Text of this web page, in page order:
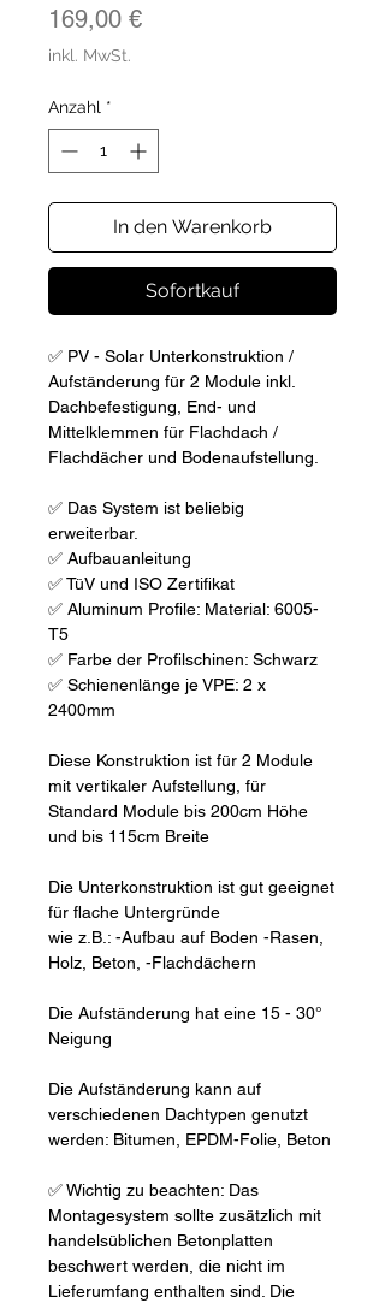
169,00 €Preis
inkl. MwSt.
Anzahl *
In den Warenkorb
Sofortkauf
✅ PV - Solar Unterkonstruktion /
Aufständerung für 2 Module inkl.
Dachbefestigung, End- und
Mittelklemmen für Flachdach /
Flachdächer und Bodenaufstellung.
✅ Das System ist beliebig
erweiterbar.
✅ Aufbauanleitung
✅ TüV und ISO Zertifikat
✅ Aluminum Profile: Material: 6005-
T5
✅ Farbe der Profilschinen: Schwarz
✅ Schienenlänge je VPE: 2 x
2400mm
Diese Konstruktion ist für 2 Module
mit vertikaler Aufstellung, für
Standard Module bis 200cm Höhe
und bis 115cm Breite
Die Unterkonstruktion ist gut geeignet
für flache Untergründe
wie z.B.: -Aufbau auf Boden -Rasen,
Holz, Beton, -Flachdächern
Die Aufständerung hat eine 15 - 30°
Neigung
Die Aufständerung kann auf
verschiedenen Dachtypen genutzt
werden: Bitumen, EPDM-Folie, Beton
✅ Wichtig zu beachten: Das
Montagesystem sollte zusätzlich mit
handelsüblichen Betonplatten
beschwert werden, die nicht im
Lieferumfang enthalten sind. Die